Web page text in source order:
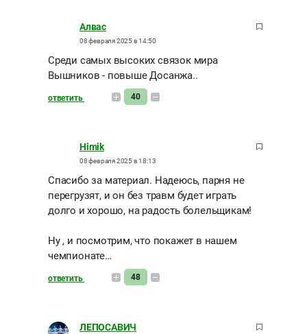
Алвас
08 февраля 2025 в 14:50
Среди самых высоких связок мира
Вышников - повыше Досанжа..
ответить 40
Himik
08 февраля 2025 в 18:13
Спасибо за материал. Надеюсь, парня не
перегрузят, и он без травм будет играть
долго и хорошо, на радость болельщикам!
Ну , и посмотрим, что покажет в нашем
чемпионате…
ответить 48
ЛЕПОСАВИЧ